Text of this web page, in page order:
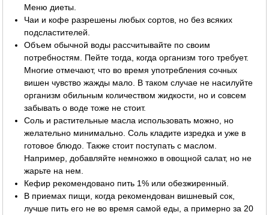
Меню диеты.
Чаи и кофе разрешены любых сортов, но без всяких
подсластителей.
Объем обычной воды рассчитывайте по своим
потребностям. Пейте тогда, когда организм того требует.
Многие отмечают, что во время употребления сочных
вишен чувство жажды мало. В таком случае не насилуйте
организм обильным количеством жидкости, но и совсем
забывать о воде тоже не стоит.
Соль и растительные масла использовать можно, но
желательно минимально. Соль кладите изредка и уже в
готовое блюдо. Также стоит поступать с маслом.
Например, добавляйте немножко в овощной салат, но не
жарьте на нем.
Кефир рекомендовано пить 1% или обезжиренный.
В приемах пищи, когда рекомендован вишневый сок,
лучше пить его не во время самой еды, а примерно за 20